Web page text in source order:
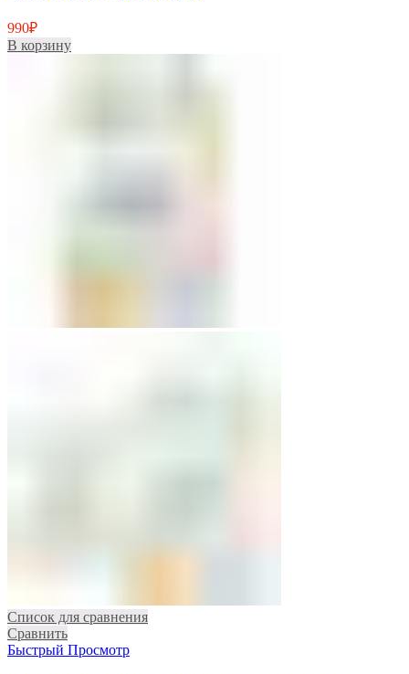
990₽
В корзину
Список для сравнения
Сравнить
Быстрый Просмотр